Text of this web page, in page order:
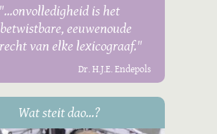
"...onvolledigheid is het
eeuwenoude
van elke lexicograaf."
Dr. H.J.E. Endepols
Wat steit dao...?